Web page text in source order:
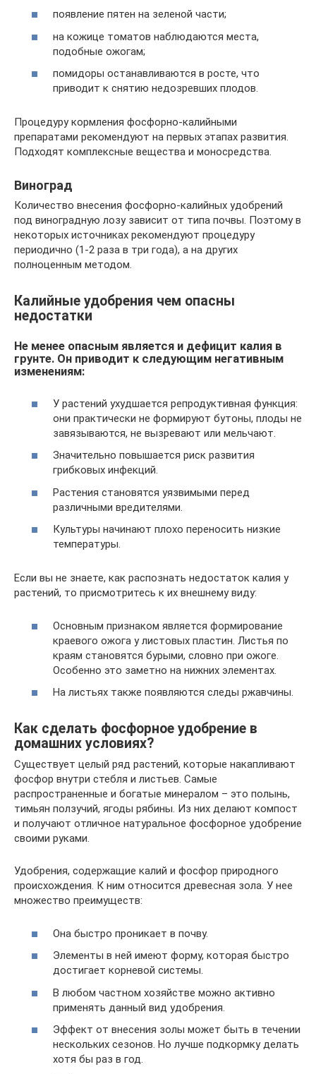
появление пятен на зеленой части;
на кожице томатов наблюдаются места,
подобные ожогам;
помидоры останавливаются в росте, что
приводит к снятию недозревших плодов.
Процедуру кормления фосфорно-калийными
препаратами рекомендуют на первых этапах развития.
Подходят комплексные вещества и моносредства.
Виноград
Количество внесения фосфорно-калийных удобрений
под виноградную лозу зависит от типа почвы. Поэтому в
некоторых источниках рекомендуют процедуру
периодично (1-2 раза в три года), а на других
полноценным методом.
Калийные удобрения чем опасны
недостатки
Не менее опасным является и дефицит калия в
грунте. Он приводит к следующим негативным
изменениям:
У растений ухудшается репродуктивная функция:
они практически не формируют бутоны, плоды не
завязываются, не вызревают или мельчают.
Значительно повышается риск развития
грибковых инфекций.
Растения становятся уязвимыми перед
различными вредителями.
Культуры начинают плохо переносить низкие
температуры.
Если вы не знаете, как распознать недостаток калия у
растений, то присмотритесь к их внешнему виду:
Основным признаком является формирование
краевого ожога у листовых пластин. Листья по
краям становятся бурыми, словно при ожоге.
Особенно это заметно на нижних элементах.
На листьях также появляются следы ржавчины.
Как сделать фосфорное удобрение в
домашних условиях?
Существует целый ряд растений, которые накапливают
фосфор внутри стебля и листьев. Самые
распространенные и богатые минералом – это полынь,
тимьян ползучий, ягоды рябины. Из них делают компост
и получают отличное натуральное фосфорное удобрение
своими руками.
Удобрения, содержащие калий и фосфор природного
происхождения. К ним относится древесная зола. У нее
множество преимуществ:
Она быстро проникает в почву.
Элементы в ней имеют форму, которая быстро
достигает корневой системы.
В любом частном хозяйстве можно активно
применять данный вид удобрения.
Эффект от внесения золы может быть в течении
нескольких сезонов. Но лучше подкормку делать
хотя бы раз в год.